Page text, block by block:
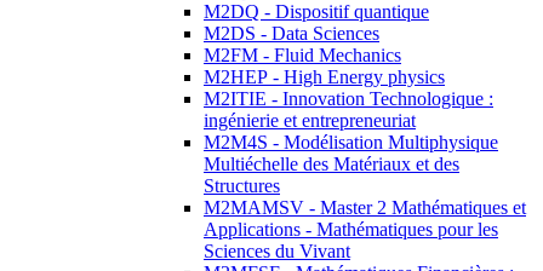
M2DQ - Dispositif quantique
M2DS - Data Sciences
M2FM - Fluid Mechanics
M2HEP - High Energy physics
M2ITIE - Innovation Technologique :
ingénierie et entrepreneuriat
M2M4S - Modélisation Multiphysique
Multiéchelle des Matériaux et des
Structures
M2MAMSV - Master 2 Mathématiques et
Applications - Mathématiques pour les
Sciences du Vivant